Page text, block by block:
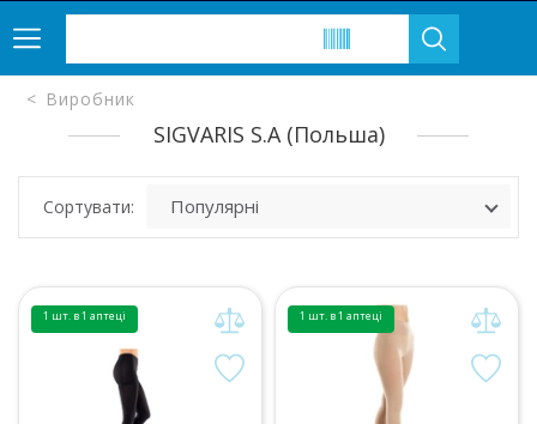
Виробник
SIGVARIS S.A (Польша)
Сортувати:
1 шт. в 1 аптеці 1 шт. в 1 аптеці